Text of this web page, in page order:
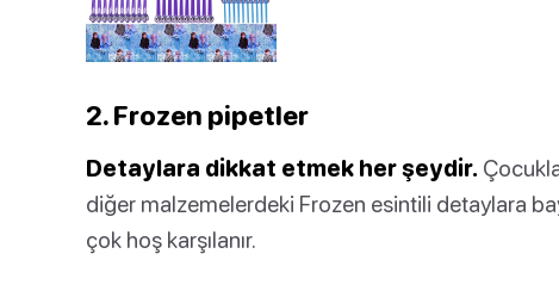
2. Frozen pipetler
Detaylara dikkat etmek her şeydir.
diğer malzemelerdeki Frozen esintili detaylara
çok hoş karşılanır.